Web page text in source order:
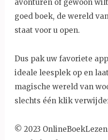
avonturen of gewoon
goed boek, de wereld
staat voor u open.
Dus pak uw favoriete
ideale leesplek op en
magische wereld van
slechts één klik
© 2023